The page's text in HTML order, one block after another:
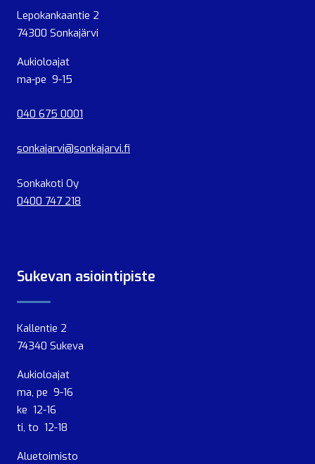
Lepokankaantie 2
74300 Sonkajärvi
Aukioloajat
ma-pe 9-15
040 675 0001
sonkajarvi@sonkajarvi.fi
Sonkakoti Oy
0400 747 218
Sukevan asiointipiste
Kallentie 2
74340 Sukeva
Aukioloajat
ma, pe 9-16
ke 12-16
ti, to 12-18
Aluetoimisto